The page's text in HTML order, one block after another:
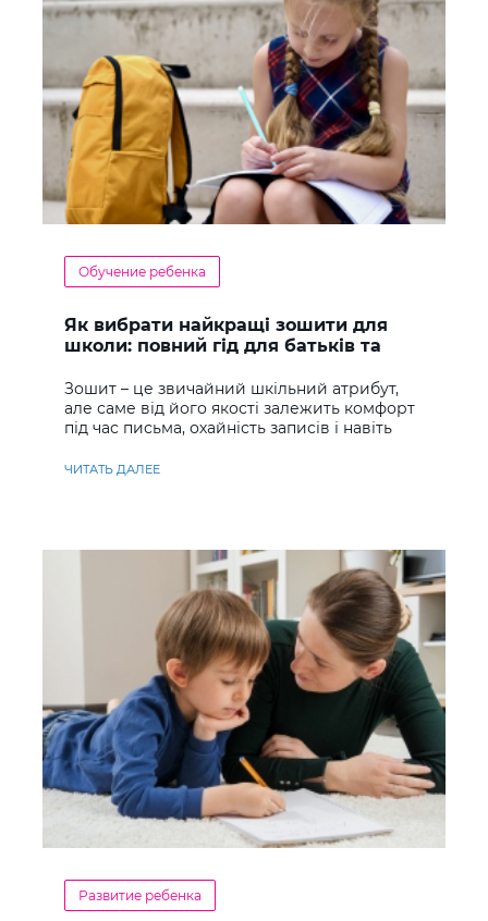
Обучение ребенка
Як вибрати найкращі зошити для
школи: повний гід для батьків та
Зошит – це звичайний шкільний атрибут,
але саме від його якості залежить комфорт
під час письма, охайність записів і навіть
ЧИТАТЬ ДАЛЕЕ
Развитие ребенка